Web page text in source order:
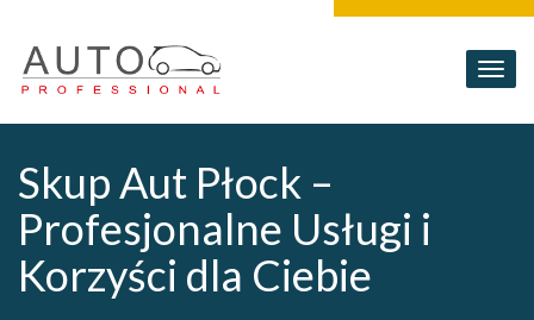
Skup Aut Płock –
Profesjonalne Usługi i
Korzyści dla Ciebie